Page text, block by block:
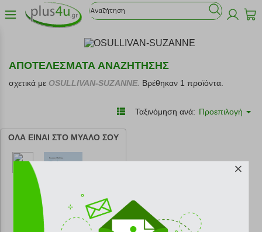
ΑΠΟΤΕΛΕΣΜΑΤΑ ΑΝΑΖΗΤΗΣΗΣ
σχετικά με OSULLIVAN-SUZANNE. Βρέθηκαν 1 προϊόντα.
Ταξινόμηση ανά: Προεπιλογή
ΟΛΑ ΕΙΝΑΙ ΣΤΟ ΜΥΑΛΟ ΣΟΥ
κωδ. 108208210
16.21 €